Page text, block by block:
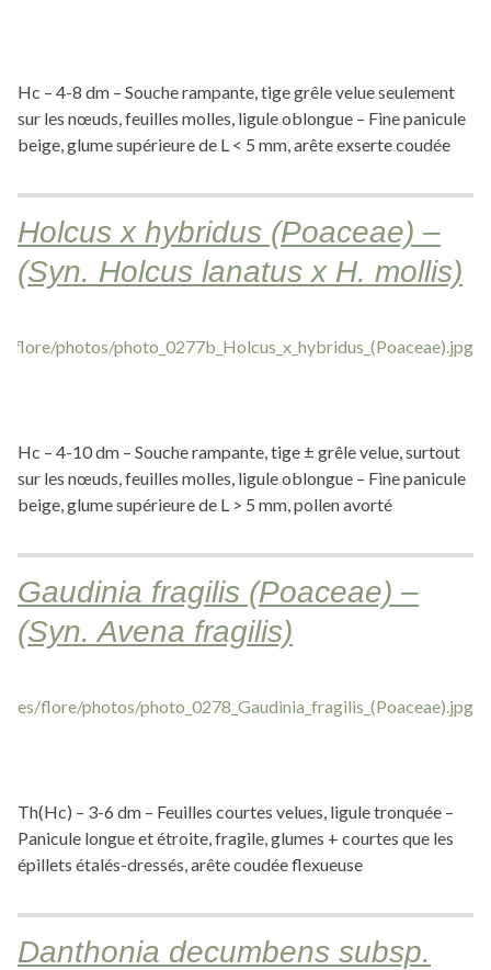
Hc – 4-8 dm – Souche rampante, tige grêle velue seulement
sur les nœuds, feuilles molles, ligule oblongue – Fine panicule
beige, glume supérieure de L < 5 mm, arête exserte coudée
Holcus x hybridus (Poaceae) –
(Syn. Holcus lanatus x H. mollis)
Hc – 4-10 dm – Souche rampante, tige ± grêle velue, surtout
sur les nœuds, feuilles molles, ligule oblongue – Fine panicule
beige, glume supérieure de L > 5 mm, pollen avorté
Gaudinia fragilis (Poaceae) –
(Syn. Avena fragilis)
Th(Hc) – 3-6 dm – Feuilles courtes velues, ligule tronquée –
Panicule longue et étroite, fragile, glumes + courtes que les
épillets étalés-dressés, arête coudée flexueuse
Danthonia decumbens subsp.